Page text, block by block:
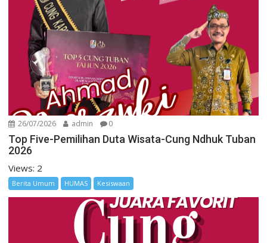
26/07/2026 admin 0
Top Five-Pemilihan Duta Wisata-Cung Ndhuk Tuban
2026
Views: 2
Berita Umum HUMAS Kesiswaan